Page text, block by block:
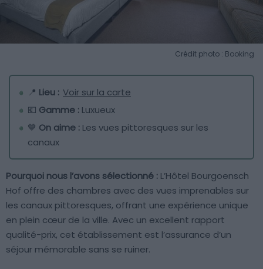
Crédit photo : Booking
📍 Lieu : Voir sur la carte
💶 Gamme : Luxueux
💙 On aime : Les vues pittoresques sur les
canaux
Pourquoi nous l’avons sélectionné : L’Hôtel Bourgoensch
Hof offre des chambres avec des vues imprenables sur
les canaux pittoresques, offrant une expérience unique
en plein cœur de la ville. Avec un excellent rapport
qualité-prix, cet établissement est l’assurance d’un
séjour mémorable sans se ruiner.